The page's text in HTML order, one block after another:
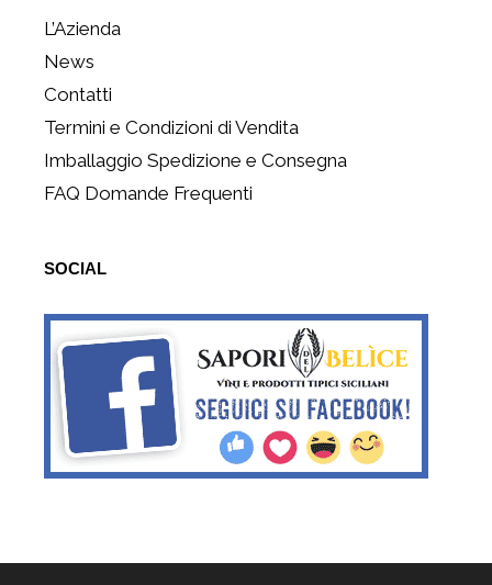
L’Azienda
News
Contatti
Termini e Condizioni di Vendita
Imballaggio Spedizione e Consegna
FAQ Domande Frequenti
SOCIAL